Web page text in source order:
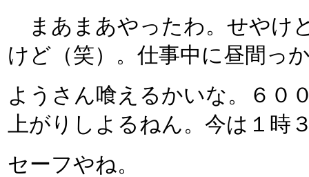
まあまあやったわ。せやけ
けど（笑）。仕事中に昼間っ
ようさん喰えるかいな。６０
上がりしよるねん。今は１時
セーフやね。